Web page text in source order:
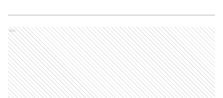
Ads